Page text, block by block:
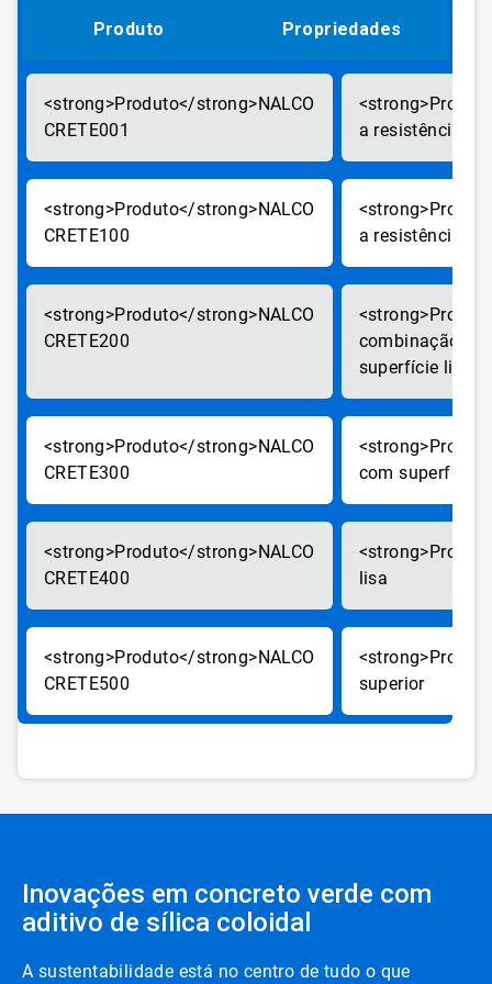
Produto Propriedades
NALCO
CRETE001
a resistência
NALCO
CRETE100
a resistência
NALCO
CRETE200
combinação de
superfície lisa
NALCO
CRETE300
com superfície
NALCO
CRETE400
lisa
NALCO
CRETE500
superior
Inovações em concreto verde com
aditivo de sílica coloidal
A sustentabilidade está no centro de tudo o que